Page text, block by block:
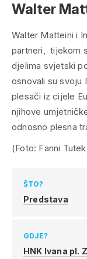
Walter
Walter Matteini i
partneri, tijekom
djelima svjetski
osnovali su svoju
plesači iz cijele
njihove
odnosno plesna
(Foto: Fanni
ŠTO?
Predstava
GDJE?
HNK Ivana pl.